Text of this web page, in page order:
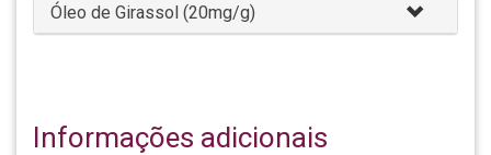
Óleo de Girassol (20mg/g)
Informações adicionais